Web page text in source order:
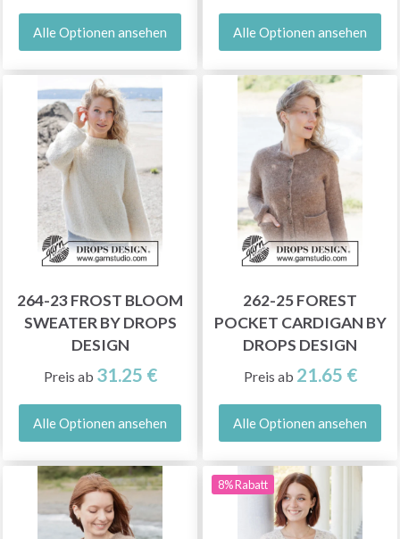
Alle Optionen ansehen Alle Optionen ansehen
264-23 FROST BLOOM
SWEATER BY DROPS
DESIGN
Preis ab 31.25 €
Alle Optionen ansehen
262-25 FOREST
POCKET CARDIGAN BY
DROPS DESIGN
Preis ab 21.65 €
Alle Optionen ansehen
8% Rabatt